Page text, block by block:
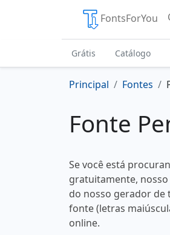
FontsForYou
Grátis Catálogo
Principal Fontes
Fonte
Se você está
gratuitamente, nosso
do nosso gerador de
fonte (letras
online.